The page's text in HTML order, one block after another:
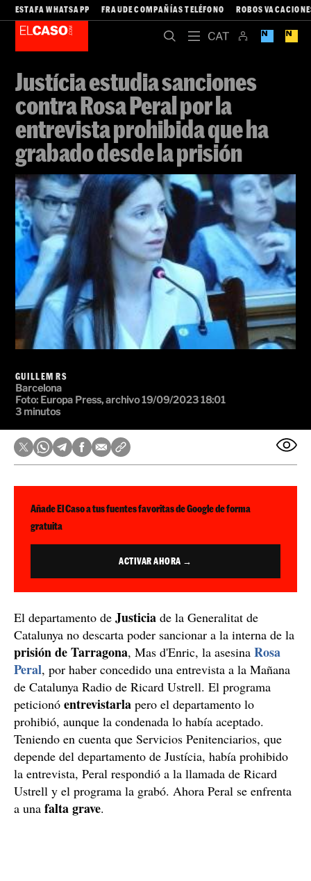
ESTAFA WHATSAPP FRAUDE COMPAÑÍAS TELÉFONO ROBOS
Justícia estudia sanciones
contra Rosa Peral por la
entrevista prohibida que ha
grabado desde la prisión
GUILLEM RS
Barcelona
Foto: Europa Press, archivo19/09/2023 18:01
3 minutos
Añade El Caso a tus fuentes favoritas de Google de forma
gratuita
ACTIVAR AHORA →
El departamento de Justicia de la Generalitat de
Catalunya no descarta poder sancionar a la interna de la
prisión de Tarragona, Mas d'Enric, la asesina Rosa
Peral, por haber concedido una entrevista a la Mañana
de Catalunya Radio de Ricard Ustrell. El programa
peticionó entrevistarla pero el departamento lo
prohibió, aunque la condenada lo había aceptado.
Teniendo en cuenta que Servicios Penitenciarios, que
depende del departamento de Justícia, había prohibido
la entrevista, Peral respondió a la llamada de Ricard
Ustrell y el programa la grabó. Ahora Peral se enfrenta
a una falta grave.